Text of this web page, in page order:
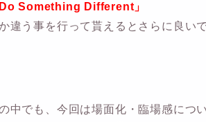
Do Something Different」
違う事を行って貰えるとさらに良いで
中でも、今回は場面化・臨場感につい